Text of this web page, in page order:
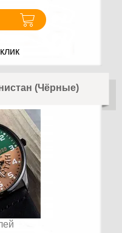
(Чёрные)